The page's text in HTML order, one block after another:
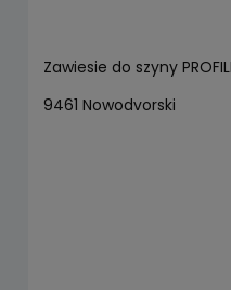
Zawiesie do szyny
9461 Nowodvorski